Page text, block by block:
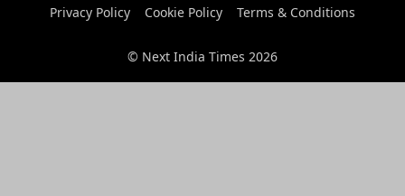
Privacy Policy
Cookie Policy Terms & Conditions
© Next India Times 2026